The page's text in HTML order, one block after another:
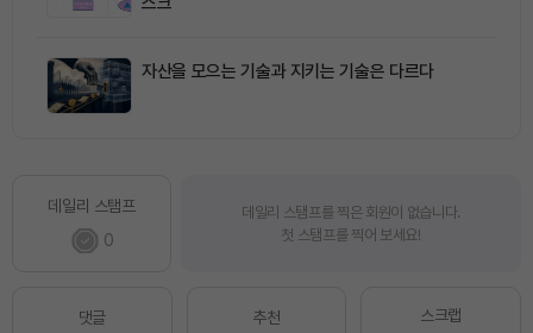
자산을 모으는 기술과 지키는 기술은 다르다
데일리 스탬프
0
데일리 스탬프를 찍은 회원이 없습니다.
첫 스탬프를 찍어 보세요!
댓글
추천
스크랩